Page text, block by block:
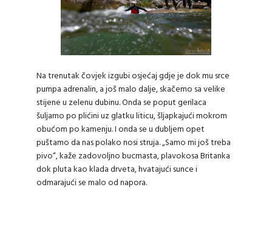
Na trenutak čovjek izgubi osjećaj gdje je dok mu srce
pumpa adrenalin, a još malo dalje, skačemo sa velike
stijene u zelenu dubinu. Onda se poput gerilaca
šuljamo po plićini uz glatku liticu, šljapkajući mokrom
obućom po kamenju. I onda se u dubljem opet
puštamo da nas polako nosi struja. „Samo mi još treba
pivo“, kaže zadovoljno bucmasta, plavokosa Britanka
dok pluta kao klada drveta, hvatajući sunce i
odmarajući se malo od napora.